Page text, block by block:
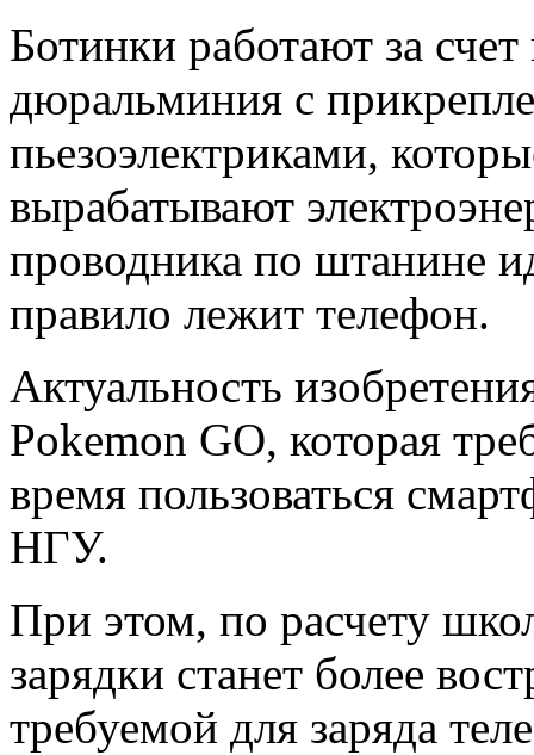
Ботинки работают за
дюральминия с
пьезоэлектриками,
вырабатывают
проводника по штанине
правило лежит телефон.
Актуальность
Pokemon GO, которая
время пользоваться
НГУ.
При этом, по расчету
зарядки станет более
требуемой для заряда